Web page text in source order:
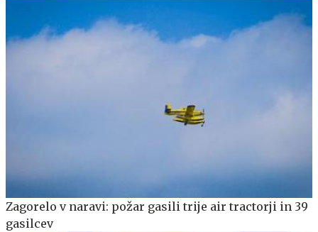
Zagorelo v naravi: požar gasili trije air tractorji in 39
gasilcev